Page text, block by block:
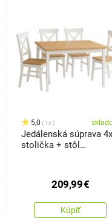
5,0 1x
Jedálenská súprava 4x
stolička + stôl
209,99€
Kúpiť